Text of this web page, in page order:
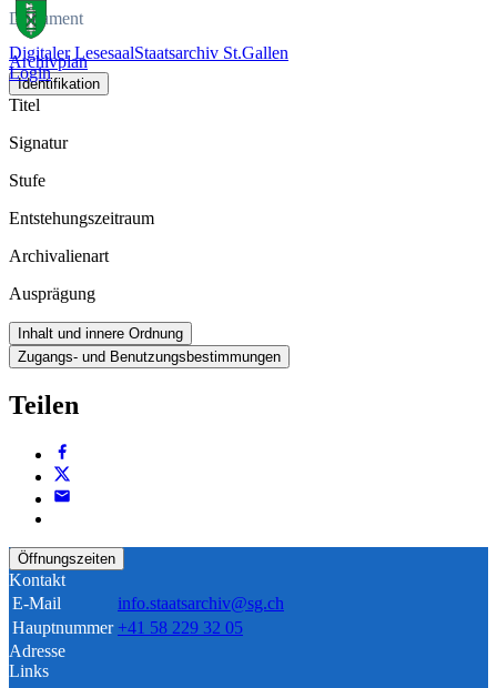
Digitaler LesesaalStaatsarchiv St.Gallen
Login
Dokument
Archivplan
Identifikation
Titel
Signatur
Stufe
Entstehungszeitraum
Archivalienart
Ausprägung
Inhalt und innere Ordnung
Zugangs- und Benutzungsbestimmungen
Teilen
Öffnungszeiten
Kontakt
E-Mail
info.staatsarchiv@sg.ch
Hauptnummer +41 58 229 32 05
Adresse
Links